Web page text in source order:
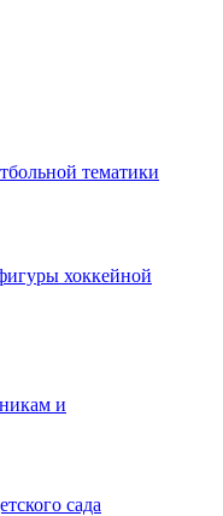
тематики
хоккейной
и
сада